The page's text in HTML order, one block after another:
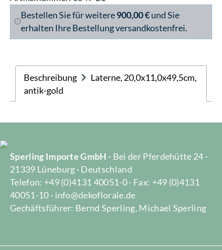
Bestellen Sie für weitere900,00 €und Sie
erhalten Ihre Bestellung versandkostenfrei.
Beschreibung
Laterne, 20,0x11,0x49,5cm,
antik-gold
Sperling Importe GmbH · Bei der Pferdehütte 24 ·
21339 Lüneburg · Deutschland
Telefon: +49 (0)4131 40051-0 · Fax: +49 (0)4131
40051-10 · info@dekoflorale.de
Gechäftsführer: Bernd Sperling, Michael Sperling